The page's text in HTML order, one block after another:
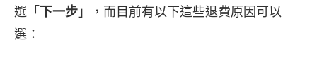
選「 下一步 」，而目前有以下這些退費原因可以
選：